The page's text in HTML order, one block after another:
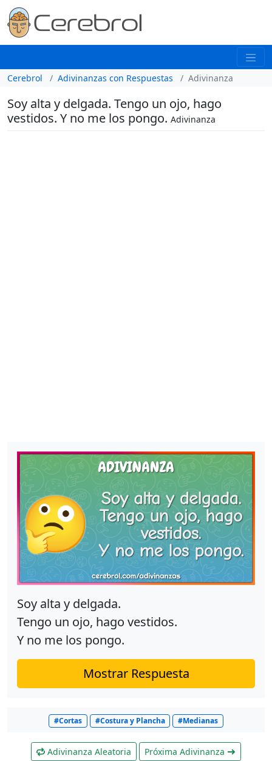
Cerebrol Adivinanzas con Respuestas Adivinanza
Soy alta y delgada. Tengo un ojo, hago
vestidos. Y no me los pongo. Adivinanza
Soy alta y delgada.
Tengo un ojo, hago vestidos.
Y no me los pongo.
Mostrar Respuesta
#Cortas #Costura y Plancha #Medianas
Adivinanza Aleatoria Próxima Adivinanza